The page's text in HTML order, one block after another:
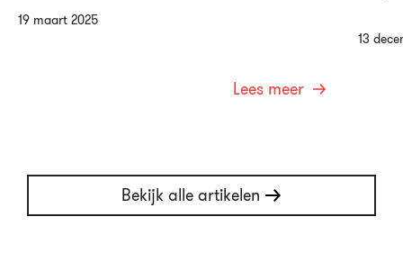
19 maart 2025
Lees meer
13
Bekijk alle artikelen